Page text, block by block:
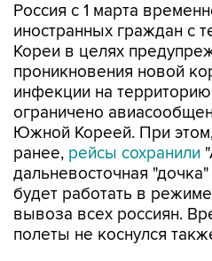
Россия с 1 марта
иностранных граждан с
Кореи в целях
проникновения новой
инфекции на
ограничено
Южной Кореей. При
ранее, рейсы сохранили
дальневосточная
будет работать в
вывоза всех россиян.
полеты не коснулся